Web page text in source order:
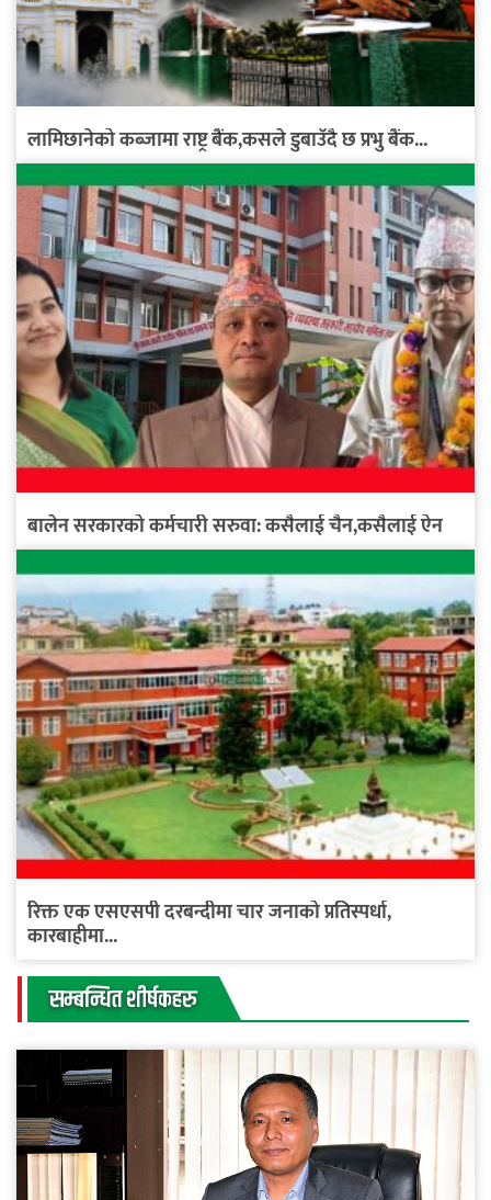
लामिछानेको कब्जामा राष्ट्र बैंक,कसले डुबाउँदै छ प्रभु बैंक...
बालेन सरकारको कर्मचारी सरुवा: कसैलाई चैन,कसैलाई ऐन
रिक्त एक एसएसपी दरबन्दीमा चार जनाको प्रतिस्पर्धा,
कारबाहीमा...
सम्बन्धित शीर्षकहरु